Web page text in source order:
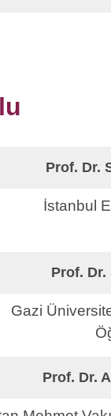
Prof. Dr.
İstanbul
Prof. Dr.
Gazi
Prof. Dr.